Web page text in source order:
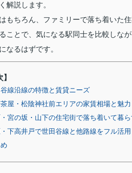
解説します。
もちろん、ファミリーで落ち着いた
ことで、気になる駅同士を比較しな
なるはずです。
】
谷線沿線の特徴と賃貸ニーズ
茶屋・松陰神社前エリアの家賃相場と魅力
・宮の坂・山下の住宅街で落ち着いて暮ら
・下高井戸で世田谷線と他路線をフル活用